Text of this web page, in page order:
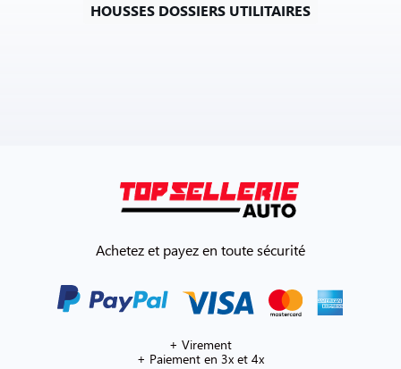
HOUSSES DOSSIERS UTILITAIRES
Achetez et payez en toute sécurité
+ Virement
+ Paiement en 3x et 4x